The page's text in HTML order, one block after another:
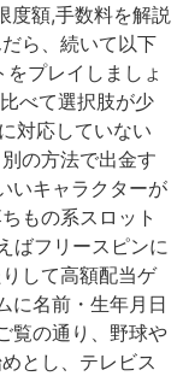
度額,手数料を解説
ら、続いて以下
プレイしましょ
べて選択肢が少
対応していない
の方法で出金す
いキャラクターが
もの系スロット
ばフリースピンに
して高額配当ゲ
に名前・生年月日
覧の通り、野球や
とし、テレビス